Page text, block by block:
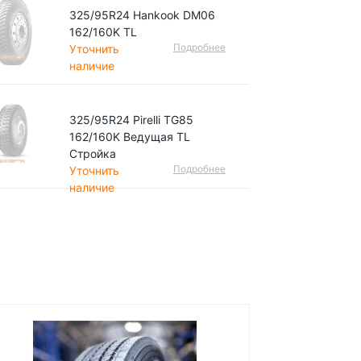
325/95R24 Hankook DM06
162/160K TL
Уточнить
наличие
Подробнее
325/95R24 Pirelli TG85
162/160K Ведущая TL
Стройка
Уточнить
наличие
Подробнее